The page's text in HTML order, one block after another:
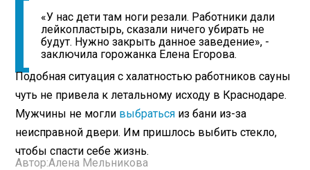
«У нас дети там ноги резали. Работники дали
лейкопластырь, сказали ничего убирать не
будут. Нужно закрыть данное заведение», -
заключила горожанка Елена Егорова.
Подобная ситуация с халатностью работников сауны
чуть не привела к летальному исходу в Краснодаре.
Мужчины не могли выбраться из бани из-за
неисправной двери. Им пришлось выбить стекло,
чтобы спасти себе жизнь.
Автор:Алена Мельникова